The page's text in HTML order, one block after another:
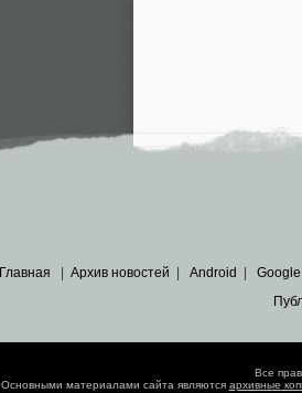
Главная Архив новостей Android Google
Все
Основными материалами сайта являются архивные